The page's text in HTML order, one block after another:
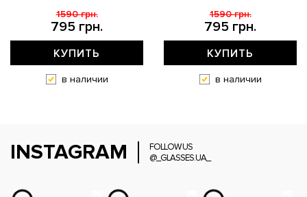
795 грн.
1590 грн.
КУПИТЬ
в наличии
795 грн.
1590 грн.
КУПИТЬ
в наличии
INSTAGRAM
FOLLOW US
@_GLASSES.UA_